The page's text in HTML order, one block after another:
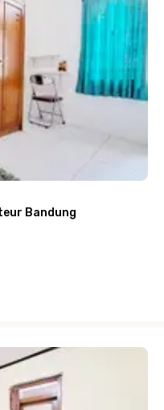
Bandung